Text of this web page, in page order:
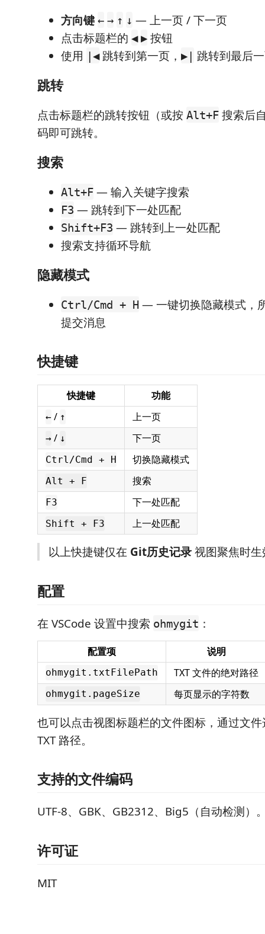
方向键 ← → ↑ ↓ — 上一页 / 下一页
点击标题栏的 ◀ ▶ 按钮
使用 |◀跳转到第一页， ▶| 跳转到最后
跳转
点击标题栏的跳转按钮（或按 Alt+F 搜索后
码即可跳转。
搜索
Alt+F — 输入关键字搜索
F3 — 跳转到下一处匹配
Shift+F3 — 跳转到上一处匹配
搜索支持循环导航
隐藏模式
Ctrl/Cmd + H — 一键切换隐藏模式，
提交消息
快捷键
快捷键 功能
← / ↑ 上一页
→ / ↓ 下一页
Ctrl/Cmd + H 切换隐藏模式
Alt + F 搜索
F3 下一处匹配
Shift + F3 上一处匹配
以上快捷键仅在 Git历史记录视图聚焦时
配置
在 VSCode 设置中搜索 ohmygit ：
配置项 说明
ohmygit.txtFilePath TXT 文件的绝对路径
ohmygit.pageSize 每页显示的字符数
也可以点击视图标题栏的文件图标，通过文
TXT 路径。
支持的文件编码
UTF-8、GBK、GB2312、Big5（自动检测）
许可证
MIT